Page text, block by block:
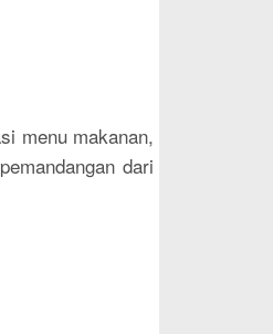
menu makanan,
dari